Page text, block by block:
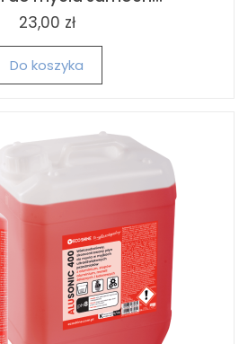
23,00 zł
Do koszyka